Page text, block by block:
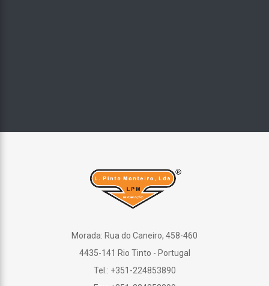
Morada: Rua do Caneiro, 458-460
4435-141 Rio Tinto - Portugal
Tel.: +351-224853890